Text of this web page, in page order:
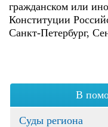
гражданском или
Конституции
Санкт-Петербург,
В
Суды региона